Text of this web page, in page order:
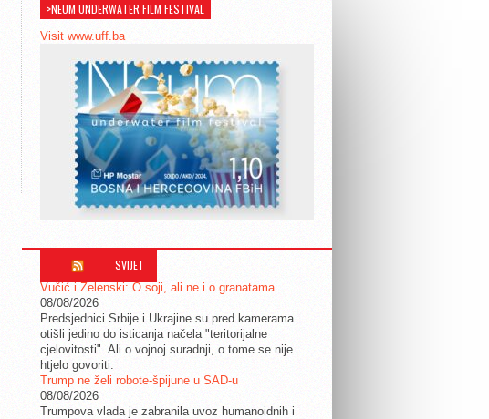
>NEUM UNDERWATER FILM FESTIVAL
Visit www.uff.ba
SVIJET
Vučić i Zelenski: O soji, ali ne i o granatama
08/08/2026
Predsjednici Srbije i Ukrajine su pred kamerama
otišli jedino do isticanja načela "teritorijalne
cjelovitosti". Ali o vojnoj suradnji, o tome se nije
htjelo govoriti.
Trump ne želi robote-špijune u SAD-u
08/08/2026
Trumpova vlada je zabranila uvoz humanoidnih i